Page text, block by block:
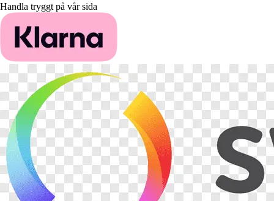
Handla tryggt på vår sida